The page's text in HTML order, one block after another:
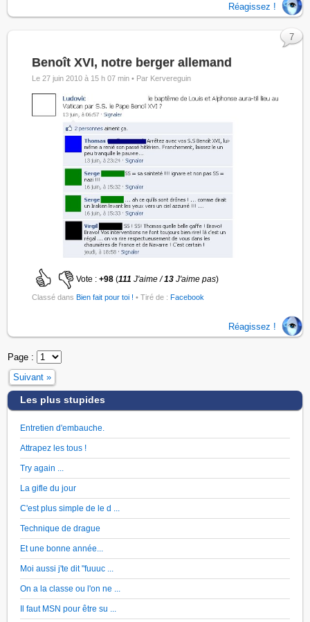
Réagissez !
Benoît XVI, notre berger allemand
Le 27 juin 2010 à 15 h 07 min • Par Kervereguin
Vote :+98 (111J'aime /13 J'aime pas)
Classé dans Bien fait pour toi !
7
• Tiré de : Facebook
Réagissez !
Page :
Suivant »
Les plus stupides
Entretien d'embauche.
Attrapez les tous !
Try again ...
La gifle du jour
C'est plus simple de le d ...
Technique de drague
Et une bonne année...
Moi aussi j'te dit "fuuuc ...
On a la classe ou l'on ne ...
Il faut MSN pour être su ...